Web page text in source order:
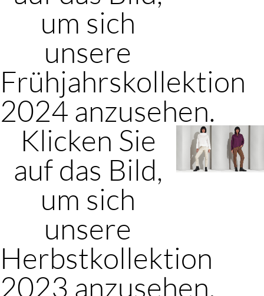
um sich
unsere
Frühjahrskollektion
2024 anzusehen.
Klicken Sie
auf das Bild,
um sich
unsere
Herbstkollektion
2023 anzusehen.